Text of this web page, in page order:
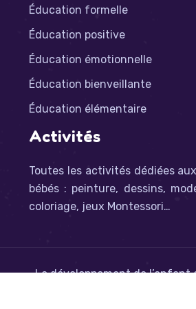
Éducation formelle
Éducation positive
Éducation émotionnelle
Éducation bienveillante
Éducation élémentaire
Activités
Toutes les activités dédiées
bébés : peinture, dessins,
coloriage, jeux Montessori…
Le développement de l’enfant